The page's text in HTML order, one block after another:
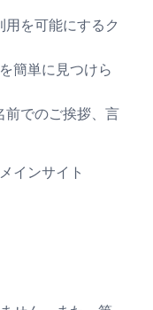
を可能にするク
簡単に見つけら
でのご挨拶、言
インサイト